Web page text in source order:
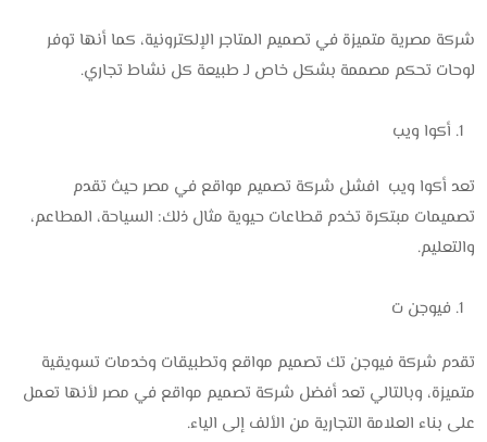
شركة مصرية متميزة في تصميم المتاجر الإلكترونية، كما أنها توفر
لوحات تحكم مصممة بشكل خاص لـ طبيعة كل نشاط تجاري.
أكوا ويب
تعد أكوا ويب افشل شركة تصميم مواقع في مصر حيث تقدم
تصميمات مبتكرة تخدم قطاعات حيوية مثال ذلك: السياحة، المطاعم،
والتعليم.
فيوجن ت
تقدم شركة فيوجن تك تصميم مواقع وتطبيقات وخدمات تسويقية
متميزة، وبالتالي تعد أفضل شركة تصميم مواقع في مصر لأنها تعمل
على بناء العلامة التجارية من الألف إلى الياء.